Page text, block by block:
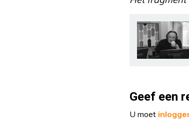
Geef een
U moet